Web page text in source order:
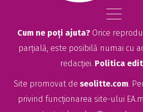
Cum ne poți ajuta? Orice
parțială, este posibilă numai cu
redacției. Politica
Site promovat de seolitte.com.
privind funcționarea site-ului